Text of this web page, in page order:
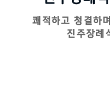
쾌적하고 청결하
진주장례